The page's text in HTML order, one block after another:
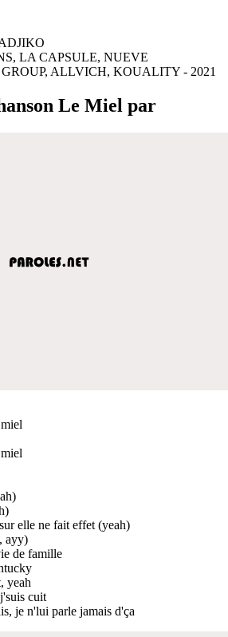
LA CAPSULE, NUEVE
ALLVICH, KOUALITY - 2021
Le Miel par
elle ne fait effet (yeah)
ayy)
de famille
yeah
cuit
je n'lui parle jamais d'ça